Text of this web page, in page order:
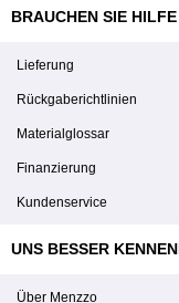
BRAUCHEN SIE
Lieferung
Rückgaberichtlinien
Materialglossar
Finanzierung
Kundenservice
UNS BESSER
Über Menzzo